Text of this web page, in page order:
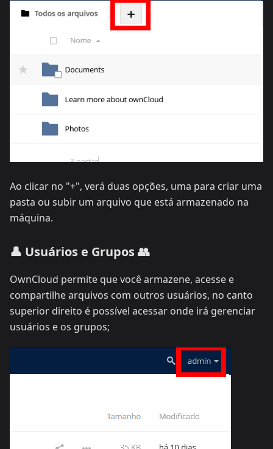
Ao clicar no "+", verá duas opções, uma para criar uma
pasta ou subir um arquivo que está armazenado na
máquina.
👤 Usuários e Grupos 👥
OwnCloud permite que você armazene, acesse e
compartilhe arquivos com outros usuários, no canto
superior direito é possível acessar onde irá gerenciar
usuários e os grupos;